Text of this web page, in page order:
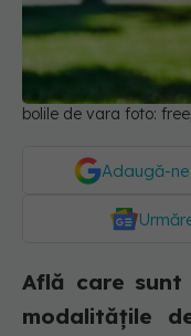
bolile de vara foto:
Adaugă-
Află care sunt
modalitățile